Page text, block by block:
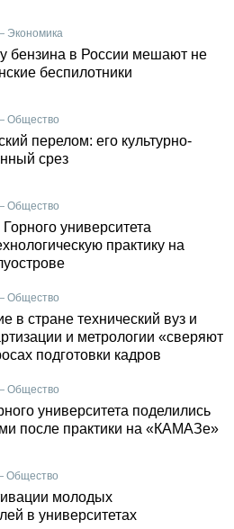
Экономика
бензина в России мешают не
беспилотники
Общество
перелом: его культурно-
срез
Общество
университета
практику на
Общество
в стране технический вуз и
и метрологии «сверяют
подготовки кадров
Общество
университета поделились
после практики на «КАМАЗе»
Общество
молодых
в университетах